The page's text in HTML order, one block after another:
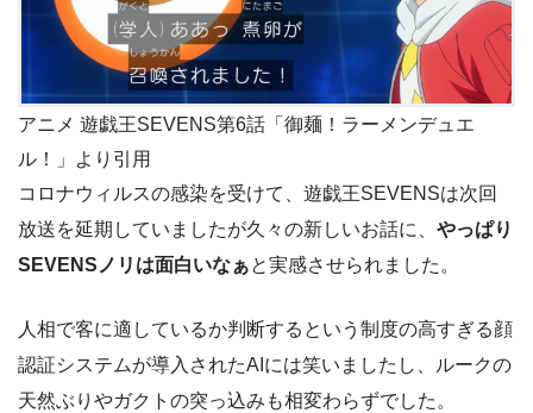
アニメ 遊戯王SEVENS第6話「御麺！ラーメンデュエ
ル！」より引用
コロナウィルスの感染を受けて、遊戯王SEVENSは次回
放送を延期していましたが久々の新しいお話に、 やっぱり
SEVENSノリは面白いなぁと実感させられました。
人相で客に適しているか判断するという制度の高すぎる顔
認証システムが導入されたAIには笑いましたし、ルークの
天然ぶりやガクトの突っ込みも相変わらずでした。